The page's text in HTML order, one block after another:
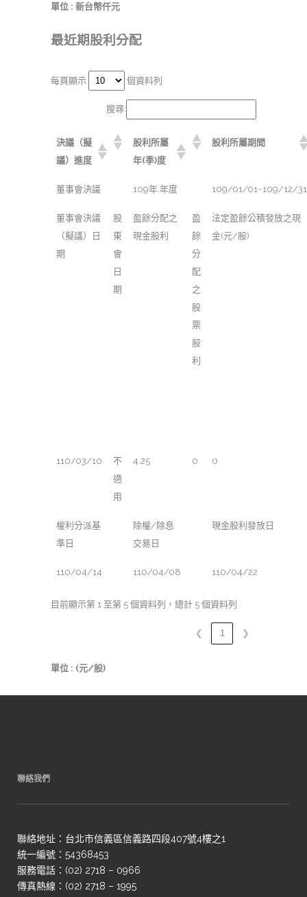
單位 : 新台幣仟元
最近期股利分配
每頁顯示 個資料列
搜尋:
決議（擬
議）進度
股利所屬
年(季)度
股利所屬期間
董事會決議 109年 年度 109/01/01~109/12/31
董事會決議
（擬議）日
期
股
東
會
日
期
盈餘分配之
現金股利
盈
餘
分
配
之
股
票
股
利
法定盈餘公積發放之現
金(元/股)
110/03/10
不
適
用
4.25 0 0
權利分派基
準日
除權/除息
交易日
現金股利發放日
110/04/14 110/04/08 110/04/22
目前顯示第 1 至第 5 個資料列，總計 5 個資料列
❮ 1 ❯
單位 : (元/股)
聯絡我們
聯絡地址：台北市信義區信義路四段407號4樓之1
統一編號：54368453
服務電話：(02) 2718 – 0966
傳真熱線：(02) 2718 – 1995